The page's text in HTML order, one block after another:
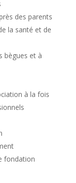
des parents
la santé et de
bègues et à
à la fois
fondation